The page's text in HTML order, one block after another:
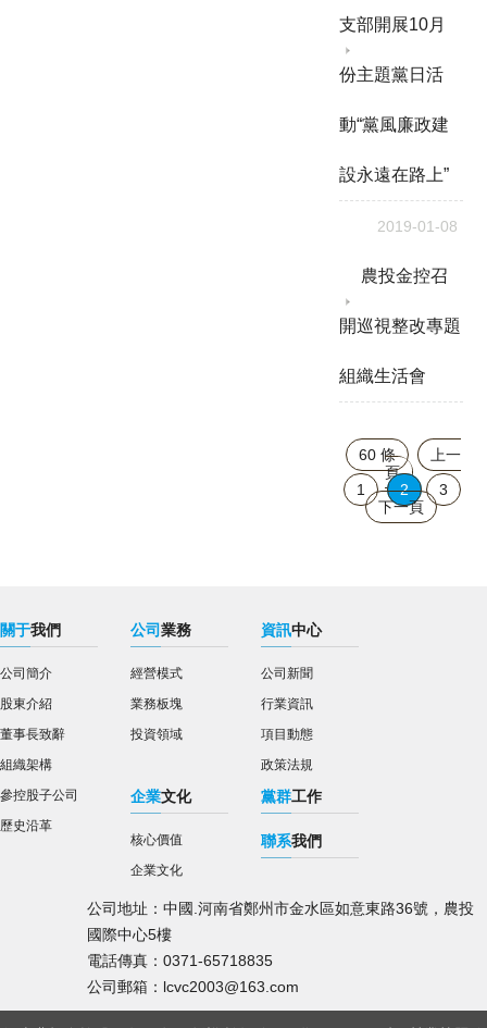
支部開展10月
份主題黨日活
動“黨風廉政建
設永遠在路上”
2019-01-08
農投金控召
開巡視整改專題
組織生活會
60 條
上一
頁
1
2
3
下一頁
關于我們
公司簡介
股東介紹
董事長致辭
組織架構
參控股子公司
歷史沿革
公司業務
經營模式
業務板塊
投資領域
資訊中心
公司新聞
行業資訊
項目動態
政策法規
企業文化
核心價值
企業文化
黨群工作
聯系我們
公司地址：中國.河南省鄭州市金水區如意東路36號，農投
國際中心5樓
電話傳真：0371-65718835
公司郵箱：lcvc2003@163.com